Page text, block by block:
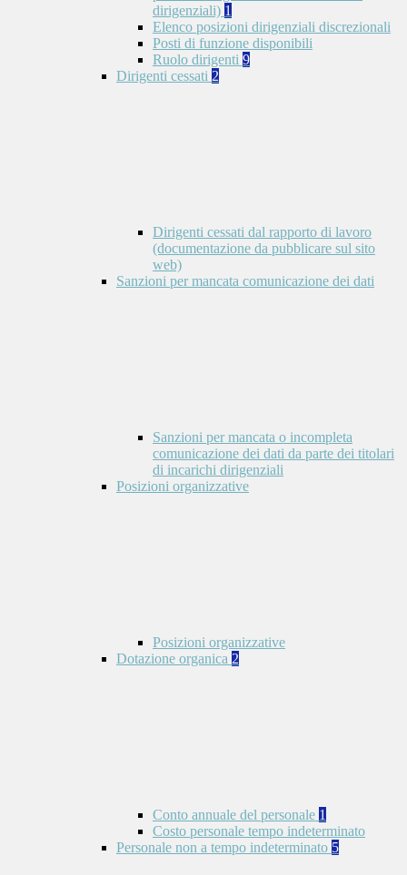
dirigenziali) 1
Elenco posizioni dirigenziali discrezionali
Posti di funzione disponibili
Ruolo dirigenti 9
Dirigenti cessati 2
Dirigenti cessati dal rapporto di lavoro
(documentazione da pubblicare sul sito
web)
Sanzioni per mancata comunicazione dei dati
Sanzioni per mancata o incompleta
comunicazione dei dati da parte dei titolari
di incarichi dirigenziali
Posizioni organizzative
Posizioni organizzative
Dotazione organica 2
Conto annuale del personale 1
Costo personale tempo indeterminato
Personale non a tempo indeterminato 5